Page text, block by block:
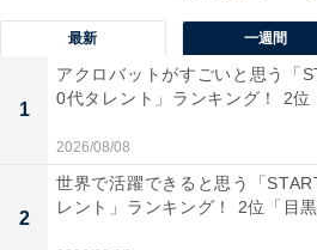
1位は、俳優の白石聖さんでした
最新 一週間
1
アクロバットがすごいと思う「
0代タレント」ランキング！ 2位
2026/08/08
2
世界で活躍できると思う「
レント」ランキング！ 2位「目